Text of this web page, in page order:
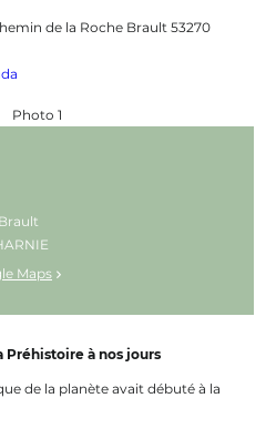
de la Roche Brault 53270
Préhistoire à nos jours
de la planète avait débuté à la
Photo 1, © Communauté de
Maps